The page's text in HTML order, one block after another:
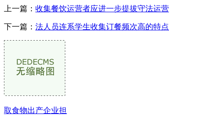
上一篇： 收集餐饮运营者应进一步提拔守法运营
下一篇： 法人员连系学生收集订餐频次高的特点
取食物出产企业担